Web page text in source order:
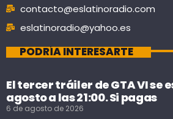
contacto@eslatinoradio.com
eslatinoradio@yahoo.es
PODRÍA INTERESARTE
El tercer tráiler de GTA VI se
agosto a las 21:00. Si pagas
6 de agosto de 2026